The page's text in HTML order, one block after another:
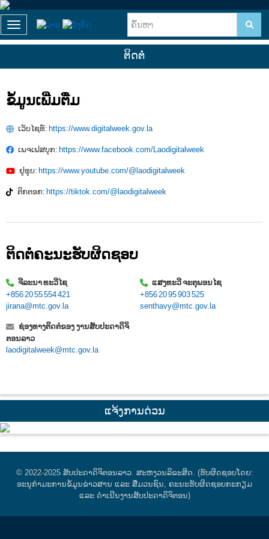
Toggle navigation
ຕິດຕໍ່
ຂໍ້ມູນເພີ່ມຕື່ມ
ເວັບໄຊທ໌: https://www.digitalweek.gov.la
ເພຈເຟສບຸກ: https://www.facebook.com/Laodigitalweek
ຢູທູບ: https://www.youtube.com/@laodigitalweek
ຕິກຕອກ: https://tiktok.com/@laodigitalweek
ຕິດຕໍ່ຄະນະຮັບຜິດຊອບ
ຈີລະນາ ທະວີໄຊ
+856 20 55 554 421
jirana@mtc.gov.la
ຊ່ອງທາງຕິດຕໍ່ຂອງ ງານສັບປະດາດິຈິ
ຕອນລາວ
laodigitalweek@mtc.gov.la
ແສງທະວີ ຈະຕຸພອນໄຊ
+856 20 95 903 525
senthavy@mtc.gov.la
ແຈ້ງການດ່ວນ
© 2022-2025 ສັບປະດາດິຈິຕອນລາວ. ສະຫງວນລິຂະສິດ. (ຮັບຜິດຊອບໂດຍ:
ອະນຸກຳມະການຂໍ້ມູນຂ່າວສານ ແລະ ສື່ມວນຊົນ, ຄະນະຮັບຜິດຊອບກະກຽມ
ແລະ ດໍາເນີນງານສັບປະດາດິຈິຕອນ)